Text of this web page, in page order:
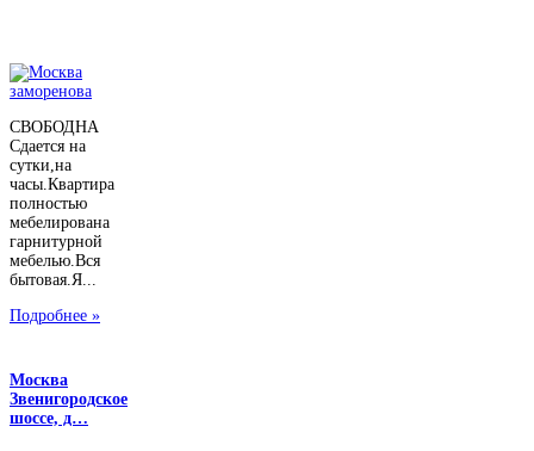
СВОБОДНА
Сдается на
сутки,на
часы.Квартира
полностью
мебелирована
гарнитурной
мебелью.Вся
бытовая.Я...
Подробнее »
Москва
Звенигородское
шоссе, д…